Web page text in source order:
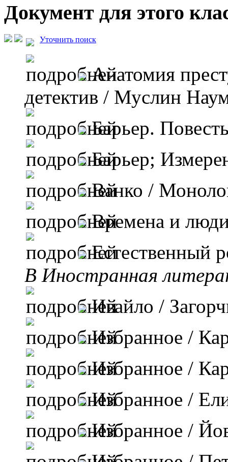
Документ для этого
Уточнить поиск
Анатомия
детектив / Муслин
Барьер.
Барьер;
Ванко /
Времена и
Естественный
B Иностранная
Ивайло /
Избранное /
Избранное /
Избранное /
Избранное /